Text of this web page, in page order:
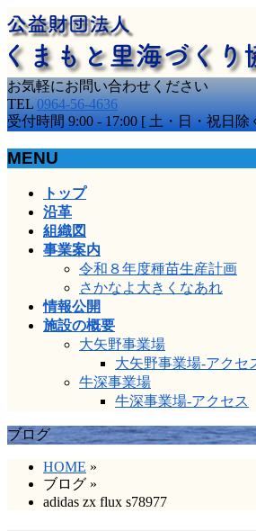
お気軽にお問い合わせください
TEL 0964-56-4636
受付時間 9:00 - 17:00 [ 土・日・祝日除
MENU
トップ
沿革
組織図
事業案内
令和８年度種苗生産計画
さかなよ大きくなあれ
情報公開
施設の概要
大矢野事業場
大矢野事業場-アクセ
牛深事業場
牛深事業場-アクセス
ブログ
HOME »
ブログ »
adidas zx flux s78977